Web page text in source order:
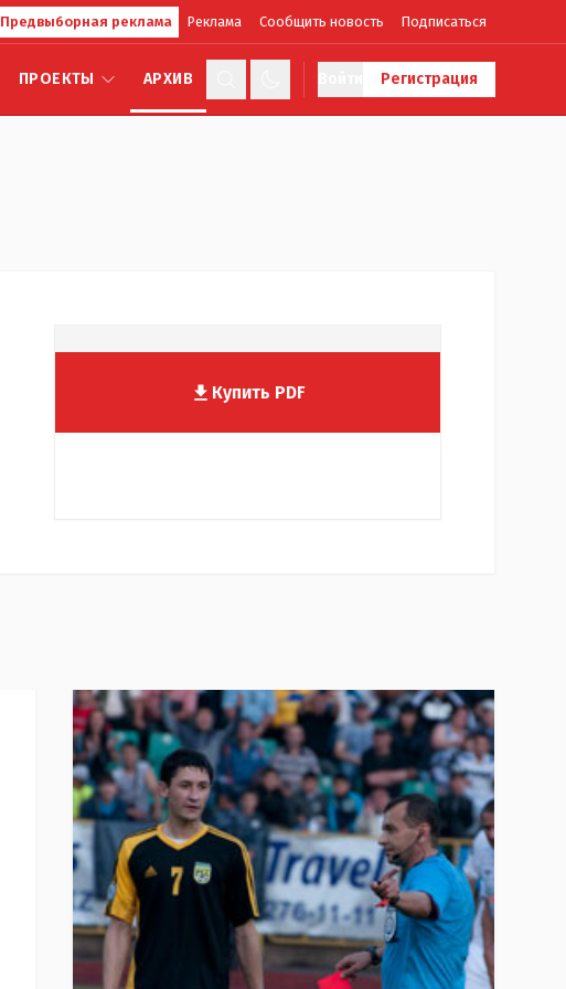
Предвыборная реклама Реклама Сообщить новость Подписаться
ПРОЕКТЫ АРХИВ Регистрация
Купить PDF